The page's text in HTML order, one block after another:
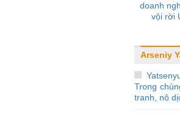
doanh
vội rời
Arseniy
Trong
tranh, nô